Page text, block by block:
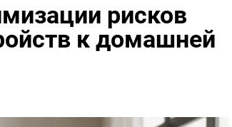
рисков
к домашней